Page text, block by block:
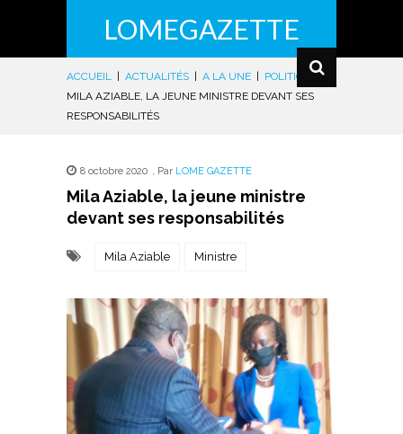
LOMEGAZETTE
ACCUEIL ACTUALITÉS A LA UNE POLITIQUE |
MILA AZIABLE, LA JEUNE MINISTRE DEVANT SES
RESPONSABILITÉS
8 octobre 2020 , Par LOME GAZETTE
Mila Aziable, la jeune ministre
devant ses responsabilités
Mila Aziable Ministre